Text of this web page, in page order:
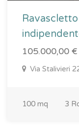
105.000,00 €
Via Stalivieri
100 mq 3